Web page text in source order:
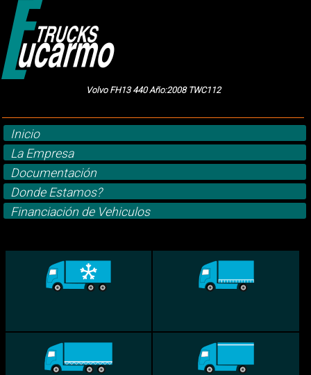
Volvo FH13 440 Año:2008 TWC112
Inicio
La Empresa
Documentación
Donde Estamos?
Financiación de Vehiculos